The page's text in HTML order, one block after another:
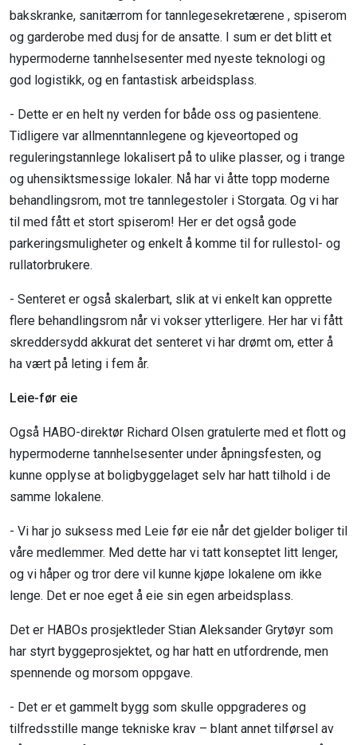
bakskranke, sanitærrom for tannlegesekretærene , spiserom
og garderobe med dusj for de ansatte. I sum er det blitt et
hypermoderne tannhelsesenter med nyeste teknologi og
god logistikk, og en fantastisk arbeidsplass.
- Dette er en helt ny verden for både oss og pasientene.
Tidligere var allmenntannlegene og kjeveortoped og
reguleringstannlege lokalisert på to ulike plasser, og i trange
og uhensiktsmessige lokaler. Nå har vi åtte topp moderne
behandlingsrom, mot tre tannlegestoler i Storgata. Og vi har
til med fått et stort spiserom! Her er det også gode
parkeringsmuligheter og enkelt å komme til for rullestol- og
rullatorbrukere.
- Senteret er også skalerbart, slik at vi enkelt kan opprette
flere behandlingsrom når vi vokser ytterligere. Her har vi fått
skreddersydd akkurat det senteret vi har drømt om, etter å
ha vært på leting i fem år.
Leie-før eie
Også HABO-direktør Richard Olsen gratulerte med et flott og
hypermoderne tannhelsesenter under åpningsfesten, og
kunne opplyse at boligbyggelaget selv har hatt tilhold i de
samme lokalene.
- Vi har jo suksess med Leie før eie når det gjelder boliger til
våre medlemmer. Med dette har vi tatt konseptet litt lenger,
og vi håper og tror dere vil kunne kjøpe lokalene om ikke
lenge. Det er noe eget å eie sin egen arbeidsplass.
Det er HABOs prosjektleder Stian Aleksander Grytøyr som
har styrt byggeprosjektet, og har hatt en utfordrende, men
spennende og morsom oppgave.
- Det er et gammelt bygg som skulle oppgraderes og
tilfredsstille mange tekniske krav – blant annet tilførsel av